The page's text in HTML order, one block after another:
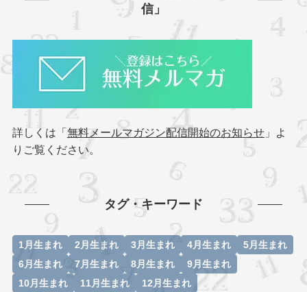
信」
詳しくは「無料メールマガジン配信開始のお知らせ」よ
りご覧ください。
タグ・キーワード
1月生まれ 2月生まれ 3月生まれ 4月生まれ
5月生まれ
6月生まれ
7月生まれ 8月生まれ
9月生まれ
10月生まれ
11月生まれ 12月生まれ